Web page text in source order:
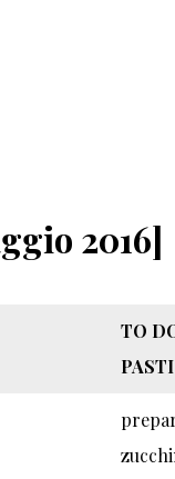
2016]
TO
PASTI